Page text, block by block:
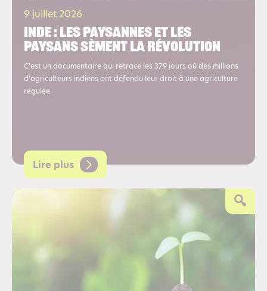
9 juillet 2026
Inde : les paysannes et les
paysans sèment la révolution
C'est un documentaire qui retrace les 379 jours où des millions
d'agriculteurs indiens ont défendu leur droit à une agriculture
régulée.
Lire plus